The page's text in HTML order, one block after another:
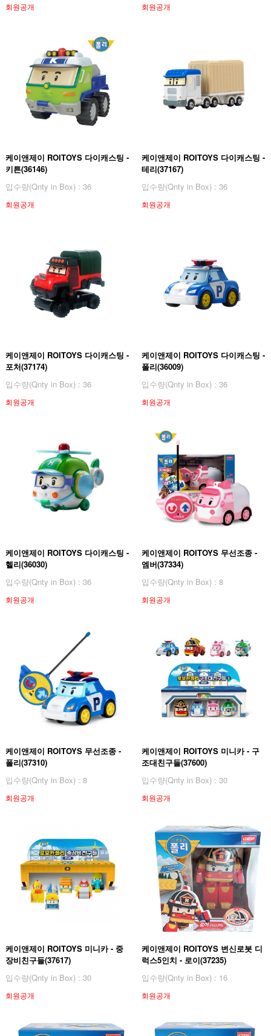
회원공개 회원공개
케이앤제이 ROITOYS 다이캐스팅 -
키튼(36146)
입수량(Qnty in Box) : 36
회원공개
케이앤제이 ROITOYS 다이캐스팅 -
테리(37167)
입수량(Qnty in Box) : 36
회원공개
케이앤제이 ROITOYS 다이캐스팅 -
포처(37174)
입수량(Qnty in Box) : 36
회원공개
케이앤제이 ROITOYS 다이캐스팅 -
폴리(36009)
입수량(Qnty in Box) : 36
회원공개
케이앤제이 ROITOYS 다이캐스팅 -
헬리(36030)
입수량(Qnty in Box) : 36
회원공개
케이앤제이 ROITOYS 무선조종 -
엠버(37334)
입수량(Qnty in Box) : 8
회원공개
케이앤제이 ROITOYS 무선조종 -
폴리(37310)
입수량(Qnty in Box) : 8
회원공개
케이앤제이 ROITOYS 미니카 - 구
조대친구들(37600)
입수량(Qnty in Box) : 30
회원공개
케이앤제이 ROITOYS 미니카 - 중
장비친구들(37617)
입수량(Qnty in Box) : 30
회원공개
케이앤제이 ROITOYS 변신로봇 디
럭스5인치 - 로이(37235)
입수량(Qnty in Box) : 16
회원공개